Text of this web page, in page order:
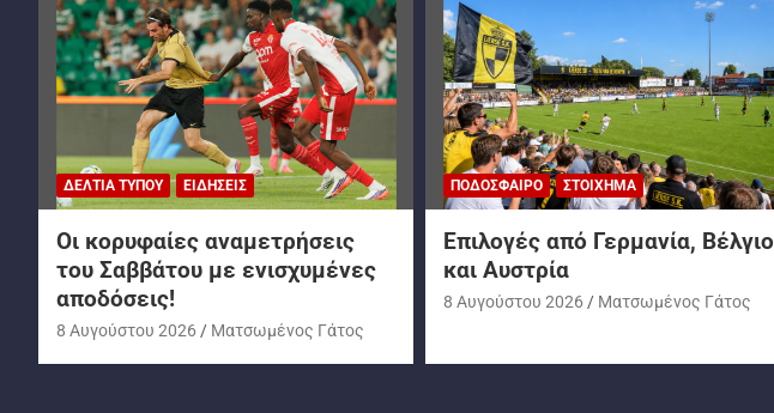
ΔΕΛΤΊΑ ΤΎΠΟΥ ΕΙΔΉΣΕΙΣ
Oι κορυφαίες αναμετρήσεις
του Σαββάτου με ενισχυμένες
αποδόσεις!
8 Αυγούστου 2026 Ματσωμένος Γάτος
ΠΟΔΌΣΦΑΙΡΟ ΣΤΟΊΧΗΜΑ
Επιλογές από Γερμανία, Βέλγιο
και Αυστρία
8 Αυγούστου 2026 Ματσωμένος Γάτος